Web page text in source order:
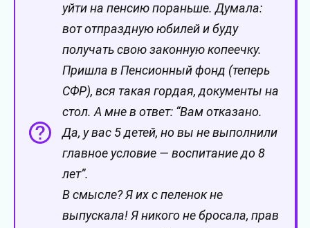
уйти на пенсию пораньше. Думала:
вот отпраздную юбилей и буду
получать свою законную копеечку.
Пришла в Пенсионный фонд (теперь
СФР), вся такая гордая, документы на
стол. А мне в ответ: “Вам отказано.
Да, у вас 5 детей, но вы не выполнили
главное условие — воспитание до 8
лет”.
В смысле? Я их с пеленок не
выпускала! Я никого не бросала, прав